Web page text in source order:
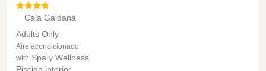
Cala Galdana
Adults Only
Aire acondicionado
with Spa y Wellness
Piscina interior